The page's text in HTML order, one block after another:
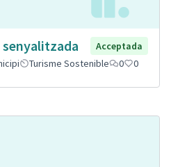
senyalitzada
Acceptada
Turisme Sostenible 0 0